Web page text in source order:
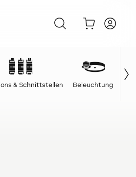
& Schnittstellen Beleuchtung